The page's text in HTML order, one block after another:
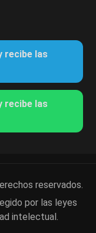
recibe las
recibe las
reservados.
por las leyes
intelectual.